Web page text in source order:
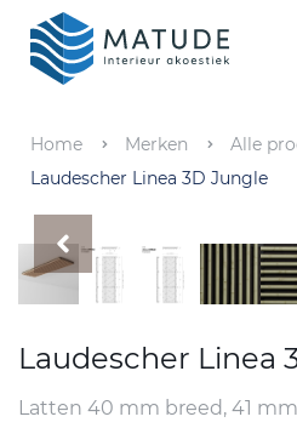
Home
Merken
Inspiratie & Tools
Oplossingen
Home Merken
Alle
Laudescher Linea 3D Jungle
Laudescher Linea
Latten 40 mm breed, 41